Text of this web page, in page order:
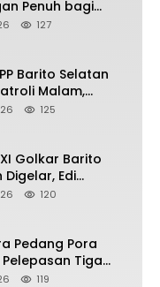
Penuh bagi
KBPPP
127
Barito Selatan
Malam,
Keluhan
125
Golkar Barito
Digelar, Edi
Targetkan
120
Pedang Pora
Tiga
Barito
119